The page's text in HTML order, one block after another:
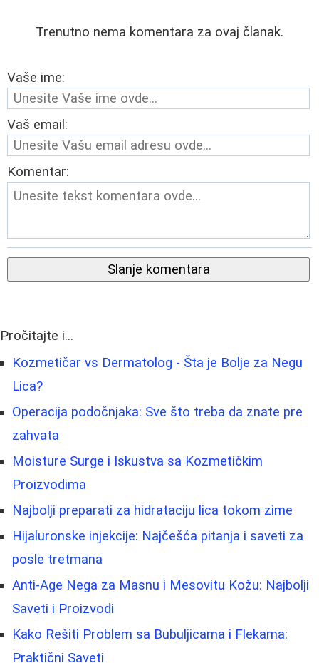
Trenutno nema komentara za ovaj članak.
Vaše ime:
Vaš email:
Komentar:
Slanje komentara
Pročitajte i...
Kozmetičar vs Dermatolog - Šta je Bolje za Negu
Lica?
Operacija podočnjaka: Sve što treba da znate pre
zahvata
Moisture Surge i Iskustva sa Kozmetičkim
Proizvodima
Najbolji preparati za hidrataciju lica tokom zime
Hijaluronske injekcije: Najčešća pitanja i saveti za
posle tretmana
Anti-Age Nega za Masnu i Mesovitu Kožu: Najbolji
Saveti i Proizvodi
Kako Rešiti Problem sa Bubuljicama i Flekama:
Praktični Saveti